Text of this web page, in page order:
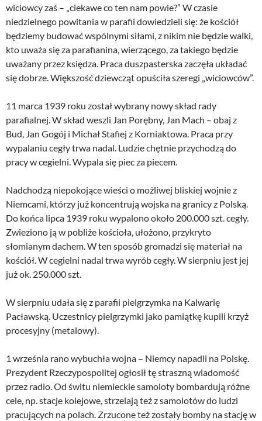
wiciowcy zaś – „ciekawe co ten nam powie?” W czasie
niedzielnego powitania w parafii dowiedzieli się: że kościół
będziemy budować wspólnymi siłami, z nikim nie będzie walki,
kto uważa się za parafianina, wierzącego, za takiego będzie
uważany przez księdza. Praca duszpasterska zaczęła układać
się dobrze. Większość dziewcząt opuściła szeregi „wiciowców”.
11 marca 1939 roku został wybrany nowy skład rady
parafialnej. W skład weszli Jan Porębny, Jan Mach – obaj z
Bud, Jan Gogój i Michał Stafiej z Korniaktowa. Praca przy
wypalaniu cegły trwa nadal. Ludzie chętnie przychodzą do
pracy w cegielni. Wypala się piec za piecem.
Nadchodzą niepokojące wieści o możliwej bliskiej wojnie z
Niemcami, którzy już koncentrują wojska na granicy z Polską.
Do końca lipca 1939 roku wypalono około 200.000 szt. cegły.
Zwieziono ją w pobliże kościoła, ułożono, przykryto
słomianym dachem. W ten sposób gromadzi się materiał na
kościół. W cegielni nadal trwa wyrób cegły. W sierpniu jest jej
już ok. 250.000 szt.
W sierpniu udała się z parafii pielgrzymka na Kalwarię
Pacławską. Uczestnicy pielgrzymki jako pamiątkę kupili krzyż
procesyjny (metalowy).
1 września rano wybuchła wojna – Niemcy napadli na Polskę.
Prezydent Rzeczypospolitej ogłosił tę straszną wiadomość
przez radio. Od świtu niemieckie samoloty bombardują różne
cele, np. stacje kolejowe, strzelają też z samolotów do ludzi
pracujących na polach. Zrzucone też zostały bomby na stację w